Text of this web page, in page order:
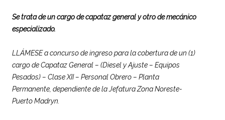
Se trata de un cargo de capataz general y otro de mecánico
especializado.
LLÁMESE a concurso de ingreso para la cobertura de un (1)
cargo de Capataz General – (Diesel y Ajuste – Equipos
Pesados) – Clase XII – Personal Obrero – Planta
Permanente, dependiente de la Jefatura Zona Noreste-
Puerto Madryn.